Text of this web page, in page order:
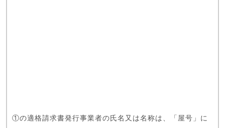
①の適格請求書発行事業者の氏名又は名称は、「屋号」に